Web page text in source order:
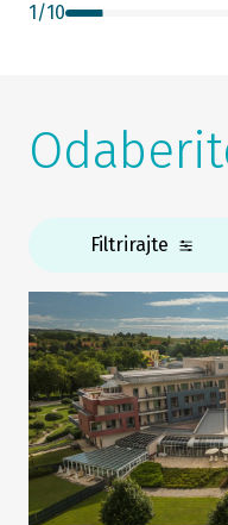
1/10
Filtrirajte